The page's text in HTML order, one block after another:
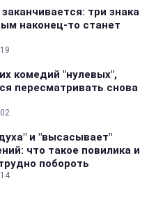
три знака
наконец-то станет
комедий "нулевых",
пересматривать снова
и "высасывает"
что такое повилика и
побороть